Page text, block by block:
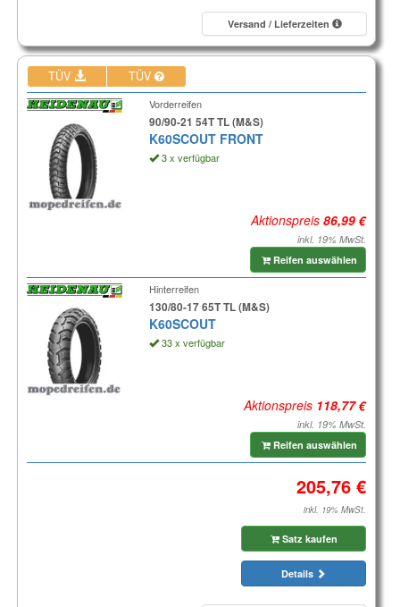
Versand / Lieferzeiten
TÜV TÜV
Vorderreifen
90/90-21 54T TL (M&S)
K60SCOUT FRONT
3 x verfügbar
Aktionspreis
inkl. 19% MwSt.
Reifen auswählen
Hinterreifen
130/80-17 65T TL (M&S)
K60SCOUT
33 x verfügbar
Aktionspreis
inkl. 19% MwSt.
Reifen auswählen
inkl. 19% MwSt.
Satz kaufen
Details